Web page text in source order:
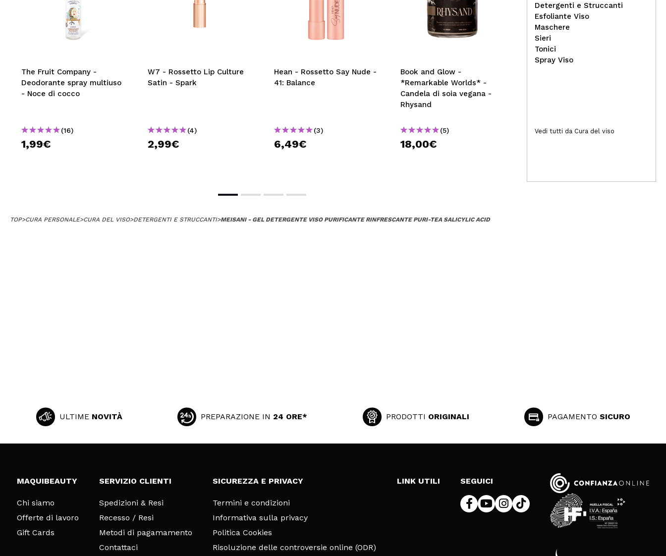
The Fruit Company -
Deodorante spray multiuso
- Noce di cocco
(16)
1,99€
W7 - Rossetto Lip Culture
Satin - Spark
(4)
2,99€
Hean - Rossetto Say Nude -
41: Balance
(3)
6,49€
Book and Glow -
*Remarkable Worlds* -
Candela di soia vegana -
Rhysand
(5)
18,00€
Claresa - Smalto
semipermanente Soak off -
03: Mint
(3)
Detergenti e Struccanti
Esfoliante Viso
Maschere
Sieri
Tonici
Spray Viso
Vedi tutti da Cura del viso
TOP>CURA PERSONALE>CURA DEL VISO>DETERGENTI E STRUCCANTI>MEISANI - GEL DETERGENTE VISO PURIFICANTE RINFRESCANTE PURI-TEA SALICYLIC ACID
ULTIME NOVITÀ PREPARAZIONE IN 24 ORE* PRODOTTI ORIGINALI PAGAMENTO SICURO
MAQUIBEAUTY
Chi siamo
Offerte di lavoro
Gift Cards
SERVIZIO CLIENTI
Spedizioni & Resi
Recesso / Resi
Metodi di pagamamento
Contattaci
SICUREZZA E PRIVACY
Termini e condizioni
Informativa sulla privacy
Politica Cookies
Risoluzione delle controversie online (ODR)
LINK UTILI SEGUICI